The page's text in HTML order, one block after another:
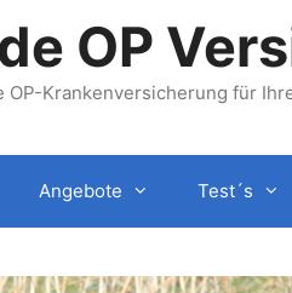
OP
OP-Krankenversicherung für
Angebote Test´s